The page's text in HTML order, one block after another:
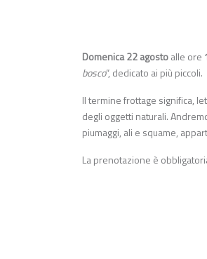
Domenica 22 agostoalle ore
bosco“, dedicato ai più piccoli.
Il termine frottage significa,
degli oggetti naturali.
piumaggi, ali e squame,
La prenotazione è